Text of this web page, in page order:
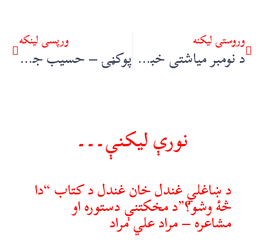
وروستۍ ليکنه
د نومبر مياشتې خبرونه – رحمت شاه قریشي
ورپسې لينکه
پوکڼۍ – حسيب جان همراز
نورې ليکنې۔۔۔
د ښاغلي غندل خان غندل د کتاب “دا
څۀ وشو؟”د مخکتنې دستوره او
مشاعره – مراد علي مراد